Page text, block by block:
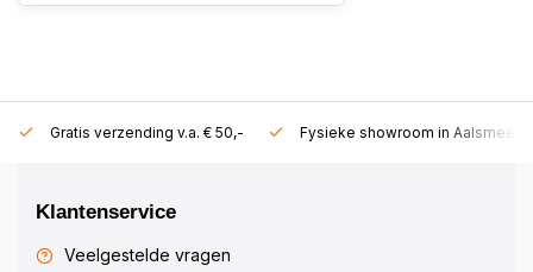
Gratis verzending v.a. € 50,- Fysieke showroom in Aalsmeer!
Klantenservice
Veelgestelde vragen